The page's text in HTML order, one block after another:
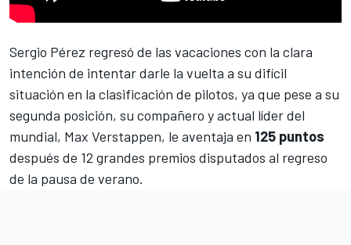
Sergio Pérez regresó de las vacaciones con la clara
intención de intentar darle la vuelta a su difícil
situación en la clasificación de pilotos, ya que pese a su
segunda posición, su compañero y actual líder del
mundial, Max Verstappen, le aventaja en 125 puntos
después de 12 grandes premios disputados al regreso
de la pausa de verano.